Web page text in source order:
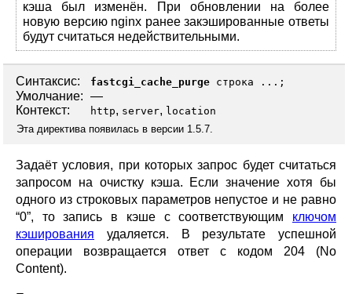
кэша был изменён. При обновлении на более
новую версию nginx ранее закэшированные ответы
будут считаться недействительными.
Синтаксис: fastcgi_cache_purge строка ...;
Умолчание: —
Контекст:
http, server, location
Эта директива появилась в версии 1.5.7.
Задаёт условия, при которых запрос будет считаться
запросом на очистку кэша. Если значение хотя бы
одного из строковых параметров непустое и не равно
“0”, то запись в кэше с соответствующим ключом
кэширования удаляется. В результате успешной
операции возвращается ответ с кодом 204 (No
Content).